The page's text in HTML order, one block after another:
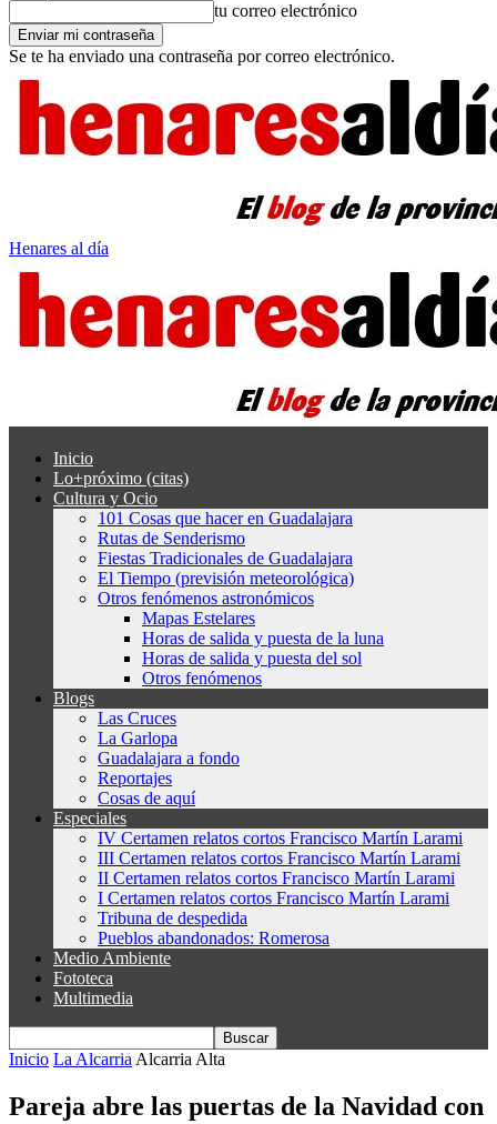
tu correo electrónico
Se te ha enviado una contraseña por correo electrónico.
Henares al día
Inicio
Lo+próximo (citas)
Cultura y Ocio
101 Cosas que hacer en Guadalajara
Rutas de Senderismo
Fiestas Tradicionales de Guadalajara
El Tiempo (previsión meteorológica)
Otros fenómenos astronómicos
Mapas Estelares
Horas de salida y puesta de la luna
Horas de salida y puesta del sol
Otros fenómenos
Blogs
Las Cruces
La Garlopa
Guadalajara a fondo
Reportajes
Cosas de aquí
Especiales
IV Certamen relatos cortos Francisco Martín Larami
III Certamen relatos cortos Francisco Martín Larami
II Certamen relatos cortos Francisco Martín Larami
I Certamen relatos cortos Francisco Martín Larami
Tribuna de despedida
Pueblos abandonados: Romerosa
Medio Ambiente
Fototeca
Multimedia
Inicio La Alcarria Alcarria Alta
Pareja abre las puertas de la Navidad con